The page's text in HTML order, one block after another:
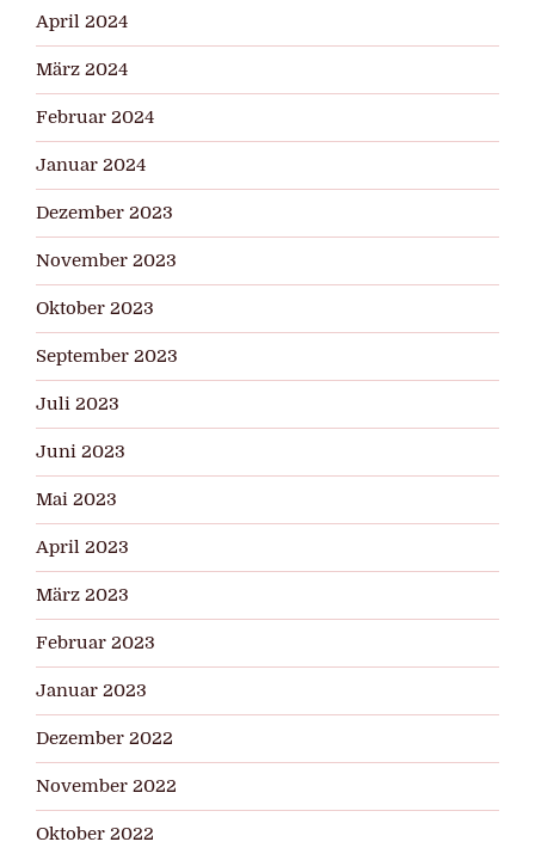
April 2024
März 2024
Februar 2024
Januar 2024
Dezember 2023
November 2023
Oktober 2023
September 2023
Juli 2023
Juni 2023
Mai 2023
April 2023
März 2023
Februar 2023
Januar 2023
Dezember 2022
November 2022
Oktober 2022